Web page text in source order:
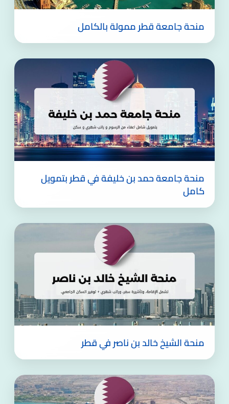
منحة جامعة قطر ممولة بالكامل
منحة جامعة حمد بن خليفة في قطر بتمويل
كامل
منحة الشيخ خالد بن ناصر في قطر